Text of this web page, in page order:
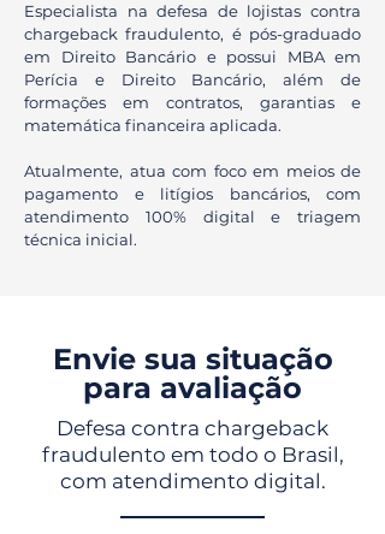
Especialista na defesa de lojistas contra
chargeback fraudulento, é pós-graduado
em Direito Bancário e possui MBA em
Perícia e Direito Bancário, além de
formações em contratos, garantias e
matemática financeira aplicada.
Atualmente, atua com foco em meios de
pagamento e litígios bancários, com
atendimento 100% digital e triagem
técnica inicial.
Envie sua situação
para avaliação
Defesa contra chargeback
fraudulento em todo o Brasil,
com atendimento digital.